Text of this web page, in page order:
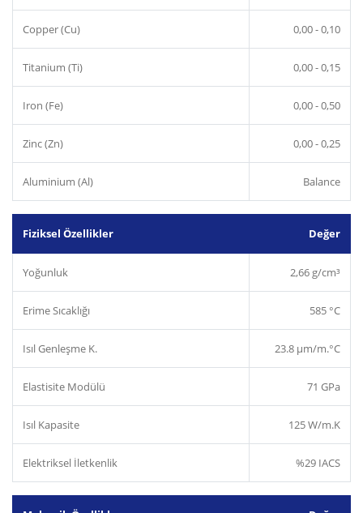
Copper (Cu) 0,00 - 0,10
Titanium (Ti) 0,00 - 0,15
Iron (Fe) 0,00 - 0,50
Zinc (Zn) 0,00 - 0,25
Aluminium (Al) Balance
Fiziksel Özellikler Değer
Yoğunluk 2,66 g/cm³
Erime Sıcaklığı 585 °C
Isıl Genleşme K. 23.8 µm/m.°C
Elastisite Modülü 71 GPa
Isıl Kapasite 125 W/m.K
Elektriksel İletkenlik %29 IACS